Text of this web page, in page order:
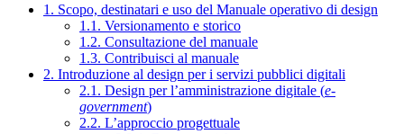
1. Scopo, destinatari e uso del Manuale operativo di design
1.1. Versionamento e storico
1.2. Consultazione del manuale
1.3. Contribuisci al manuale
2. Introduzione al design per i servizi pubblici digitali
2.1. Design per l’amministrazione digitale (e-
government)
2.2. L’approccio progettuale